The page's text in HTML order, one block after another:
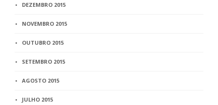
DEZEMBRO 2015
NOVEMBRO 2015
OUTUBRO 2015
SETEMBRO 2015
AGOSTO 2015
JULHO 2015